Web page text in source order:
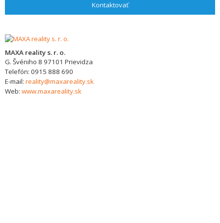
Kontaktovať
MAXA reality s. r. o.
G. Švéniho 8 97101 Prievidza
Telefón: 0915 888 690
E-mail: reality@maxareality.sk
Web: www.maxareality.sk